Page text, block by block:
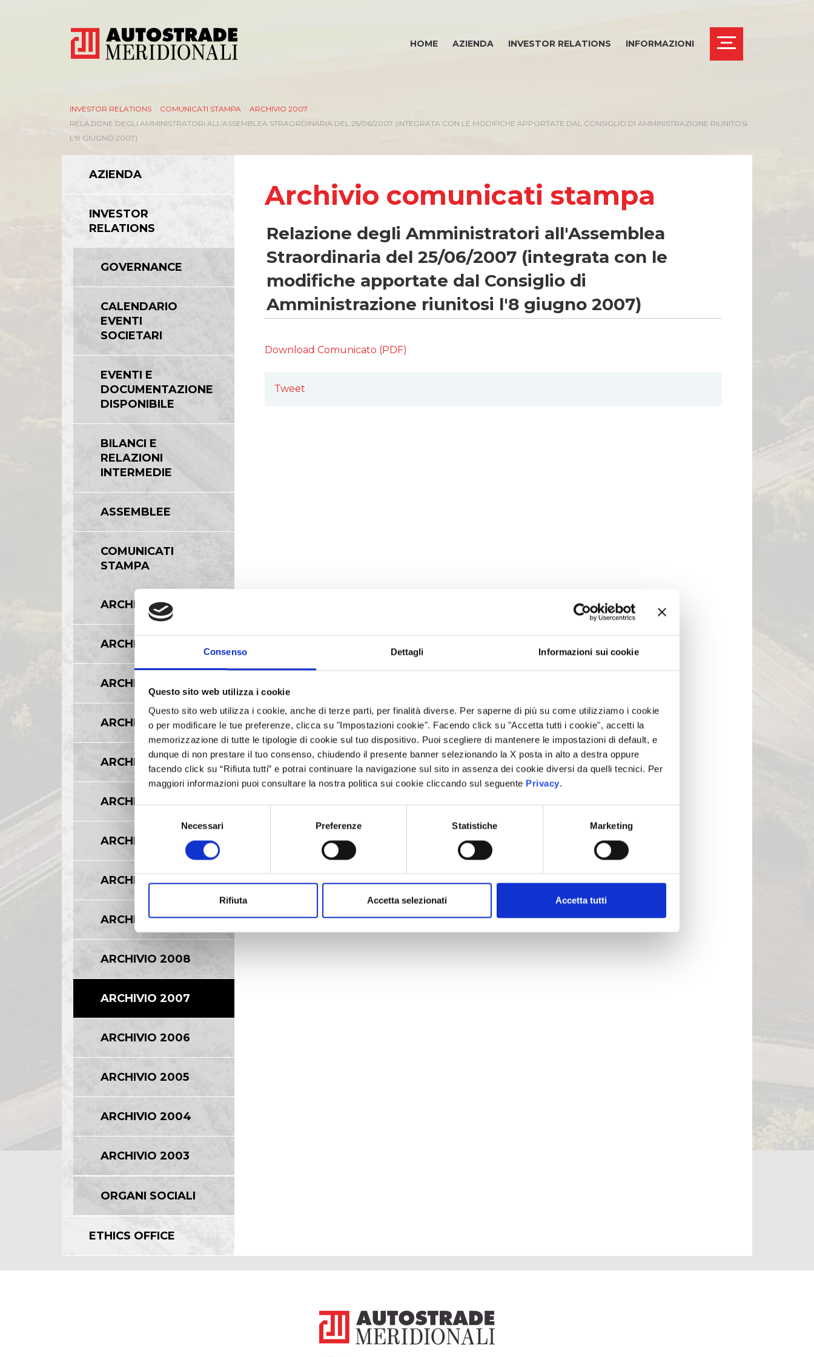
Consenso Dettagli Informazioni sui cookie
Questo sito web utilizza i cookie
Questo sito web utilizza i cookie, anche di terze parti, per finalità diverse. Per saperne di più su come utilizziamo i cookie
o per modificare le tue preferenze, clicca su "Impostazioni cookie". Facendo click su "Accetta tutti i cookie", accetti la
memorizzazione di tutte le tipologie di cookie sul tuo dispositivo. Puoi scegliere di mantenere le impostazioni di default, e
dunque di non prestare il tuo consenso, chiudendo il presente banner selezionando la X posta in alto a destra oppure
facendo click su “Rifiuta tutti” e potrai continuare la navigazione sul sito in assenza dei cookie diversi da quelli tecnici. Per
maggiori informazioni puoi consultare la nostra politica sui cookie cliccando sul seguente Privacy.
Necessari Preferenze Statistiche Marketing
Rifiuta Accetta selezionati Accetta tutti
HOME AZIENDA INVESTOR RELATIONS INFORMAZIONI
INVESTOR RELATIONS COMUNICATI STAMPA ARCHIVIO 2007
RELAZIONE DEGLI AMMINISTRATORI ALL'ASSEMBLEA STRAORDINARIA DEL 25/06/2007 (INTEGRATA CON LE MODIFICHE APPORTATE DAL CONSIGLIO DI AMMINISTRAZIONE RIUNITOSI
L'8 GIUGNO 2007)
Archivio comunicati stampa
Relazione degli Amministratori all'Assemblea
Straordinaria del 25/06/2007 (integrata con le
modifiche apportate dal Consiglio di
Amministrazione riunitosi l'8 giugno 2007)
Download Comunicato (PDF)
Tweet
AZIENDA
INVESTOR
RELATIONS
GOVERNANCE
CALENDARIO
EVENTI
SOCIETARI
EVENTI E
DOCUMENTAZIONE
DISPONIBILE
BILANCI E
RELAZIONI
INTERMEDIE
ASSEMBLEE
COMUNICATI
STAMPA
ARCHIVIO 2017
ARCHIVIO 2016
ARCHIVIO 2015
ARCHIVIO 2014
ARCHIVIO 2013
ARCHIVIO 2012
ARCHIVIO 2011
ARCHIVIO 2010
ARCHIVIO 2009
ARCHIVIO 2008
ARCHIVIO 2007
ARCHIVIO 2006
ARCHIVIO 2005
ARCHIVIO 2004
ARCHIVIO 2003
ORGANI SOCIALI
ETHICS OFFICE